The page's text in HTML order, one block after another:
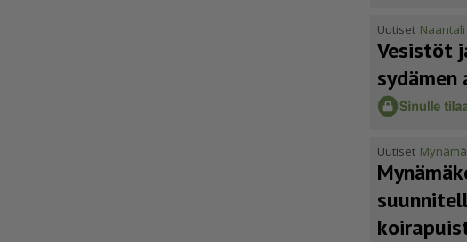
Uutiset Naantali
Vesistöt
sydämen
Uutiset